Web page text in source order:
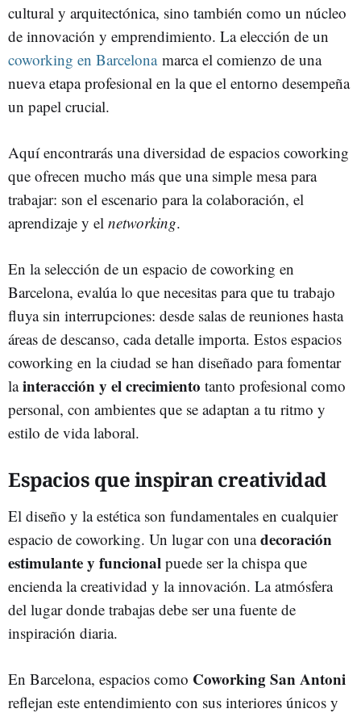
cultural y arquitectónica, sino también como un núcleo
de innovación y emprendimiento. La elección de un
coworking en Barcelonamarca el comienzo de una
nueva etapa profesional en la que el entorno desempeña
un papel crucial.
Aquí encontrarás una diversidad de espacios coworking
que ofrecen mucho más que una simple mesa para
trabajar: son el escenario para la colaboración, el
aprendizaje y el networking.
En la selección de un espacio de coworking en
Barcelona, evalúa lo que necesitas para que tu trabajo
fluya sin interrupciones: desde salas de reuniones hasta
áreas de descanso, cada detalle importa. Estos espacios
coworking en la ciudad se han diseñado para fomentar
lainteracción y el crecimiento tanto profesional como
personal, con ambientes que se adaptan a tu ritmo y
estilo de vida laboral.
Espacios que inspiran creatividad
El diseño y la estética son fundamentales en cualquier
espacio de coworking. Un lugar con unadecoración
estimulante y funcional puede ser la chispa que
encienda la creatividad y la innovación. La atmósfera
del lugar donde trabajas debe ser una fuente de
inspiración diaria.
En Barcelona, espacios como Coworking San Antoni
reflejan este entendimiento con sus interiores únicos y